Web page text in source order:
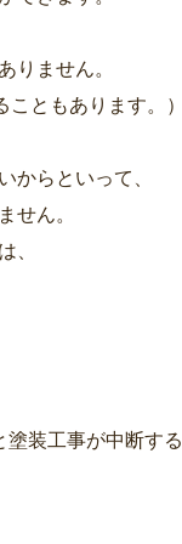
りません。
こともあります。
からといって、
せん。
、
装工事が中断する